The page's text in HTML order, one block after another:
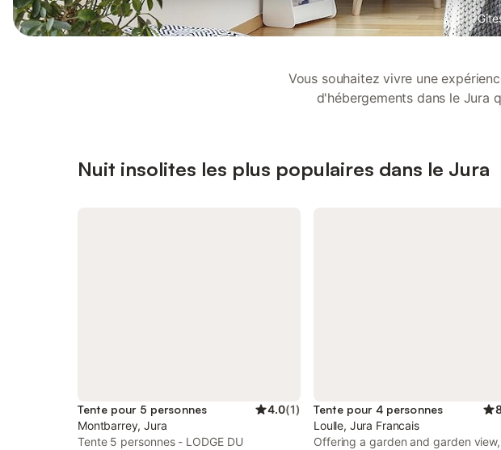
Vous souhaitez vivre une
d'hébergements dans le Jura
Nuit insolites les plus populaires dans le Jura
Tente pour 5 personnes 4.0(1)
Montbarrey, Jura
Tente 5 personnes - LODGE DU
Tente pour 4 personnes
Loulle, Jura Francais
Offering a garden and garden view,